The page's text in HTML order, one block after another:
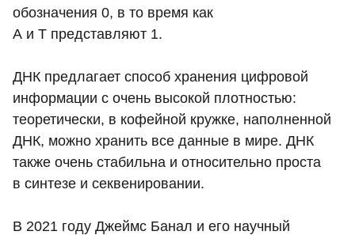
обозначения 0, в то время как
A и T представляют 1.
ДНК предлагает способ хранения цифровой
информации с очень высокой плотностью:
теоретически, в кофейной кружке, наполненной
ДНК, можно хранить все данные в мире. ДНК
также очень стабильна и относительно проста
в синтезе и секвенировании.
В 2021 году Джеймс Банал и его научный